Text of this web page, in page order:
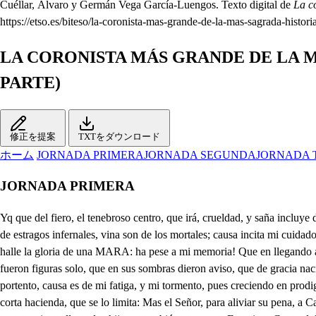
Cuéllar, Álvaro y Germán Vega García-Luengos. Texto digital de La
https://etso.es/biteso/la-coronista-mas-grande-de-la-mas-sagrada-
LA CORONISTA MÁS GRANDE DE LA
PARTE)
修正を提案 TXTをダウンロード
ホーム JORNADA PRIMERAJORNADA SEGUNDAJORNADA
JORNADA PRIMERA
Yq que del fiero, el tenebroso centro, que irá, crueldad, y saña incluye dentro, donde vive lo infiel, injusto, impío, que es confuso Babel, e Imperio mío, salgo a turbar la tierra, publiquen mis rencores nueva guerra de estragos infernales, vina son de los mortales; causa incita mi cuidado, e cuantas hasta hoy me han fatigado, pues aunque de una Ester la edad renueve, una Rachel la admiración me lleve, de una Judich valiente halle la gloria de una MARA: ha pese a mi memoria! Que en llegando a MARÍA, Vívora hollada es el ansia mía, que en sí misma se ceba, y sin morir la angustia me renueva, puesto que Ester, Rachel, y Judich fueron figuras solo, que en sus sombras dieron aviso, que de gracia nació el día, en la Aurora Sagrada de MARÍA, para que al oponerme a su pureza, ponga su planta sobre mi cabeza; otra María, de Agreda portento, causa es de mi fatiga, y mi tormento, pues creciendo en prodigios, y virtudes, a sus padres les pide las quietudes de estado Religioso, y ellos, al ver su celo fervoroso, lo desean, si bien lo imposiblita, su corta hacienda, que se lo limita: Mas el Señor, para aliviar su pena, a Catalina Arana, amante ordena, que la casa, que lo es de su morada, Casa de Religión sea Sagrada de Monjas de Francisco, y Consagradas sean en su aprisco ella, y dos hijas, y también su esposo Francisco Coronel, logre dichoso, con dos hijos varones, del Sayal de Francisco perfecciones, y dando a tal mándato cumplimiento, su propia casa se erigió en Convento: En él (para causarme más desvelo) Catalina de Arana tomó el Velo, nmortal ru yor sus hijas, Geronima Monjas entran tamb , )y bien, y por su guía las Fundadoras de Madrid trajeron, siendo las que a tal cargo se eligieron del Convento, que Caballero en Gracia nombran allí, y pudo su eficacia tanto, que en solo un año está perfecto su Reglar Instituto Recoleto hoy que se cumple, (oh pese al ansia mía!) su Profesión celebra Sor María, ese Pasmo, ese Asombro, ese Portento de virtudes, que causa mi tormento. No solo aquesto mi congoja obliga, pues para dar más fuerza a mi fatiga, Francisco Coronel de humilde Lego el Hábito tomó, siguiendo luego sus dos hijos su ejemplo; de suerte, que en el ansia que contemplo, la maravilla espanta de. una Familia la elección tan santa: Madre, y dos hijas, entran Religiosas, Padre, y dos hijos, (oh ansias rigurosas!) de Nalda en San Antonio, Recoletos imitan a Francisco en los afectos, cuya virtud, constancia, y justo celo, cuantas Almas me, usurpa añade al Cielo; Ya Profesó, y sale ya la gente de la Iglesia, empiece diligente a combatir su fe, celo, y paciencia, pues para todo, Dios me da licencia. María, pio o Pues la dicha nos dispensa el salir a un mismo tiempo, paciene ne da sicencia. será hacerla más propicia logrando el iros sirviendo. Esa en mí es obligación. Yo por mía la contemplo; su hermosura es de mi vida . la esperanza, y el aliento. En todos será el serviros el colmo de sus deseos: Hy divina Doña Glara, qué feliz es mi afecto. Señora, aquí está Medel. Solo su fineza aprecio. Yo, señor Corregidor, por mí, y mi hija agradezco el favor con que me honráis vos, y aquestos Caballeros; más siendo cerca mi casa, como amante, y padre, debo acompañar a mi hija; y así, que os quedéis os ruego. Y yo de vuestra atención la cortesanía aprecio: O